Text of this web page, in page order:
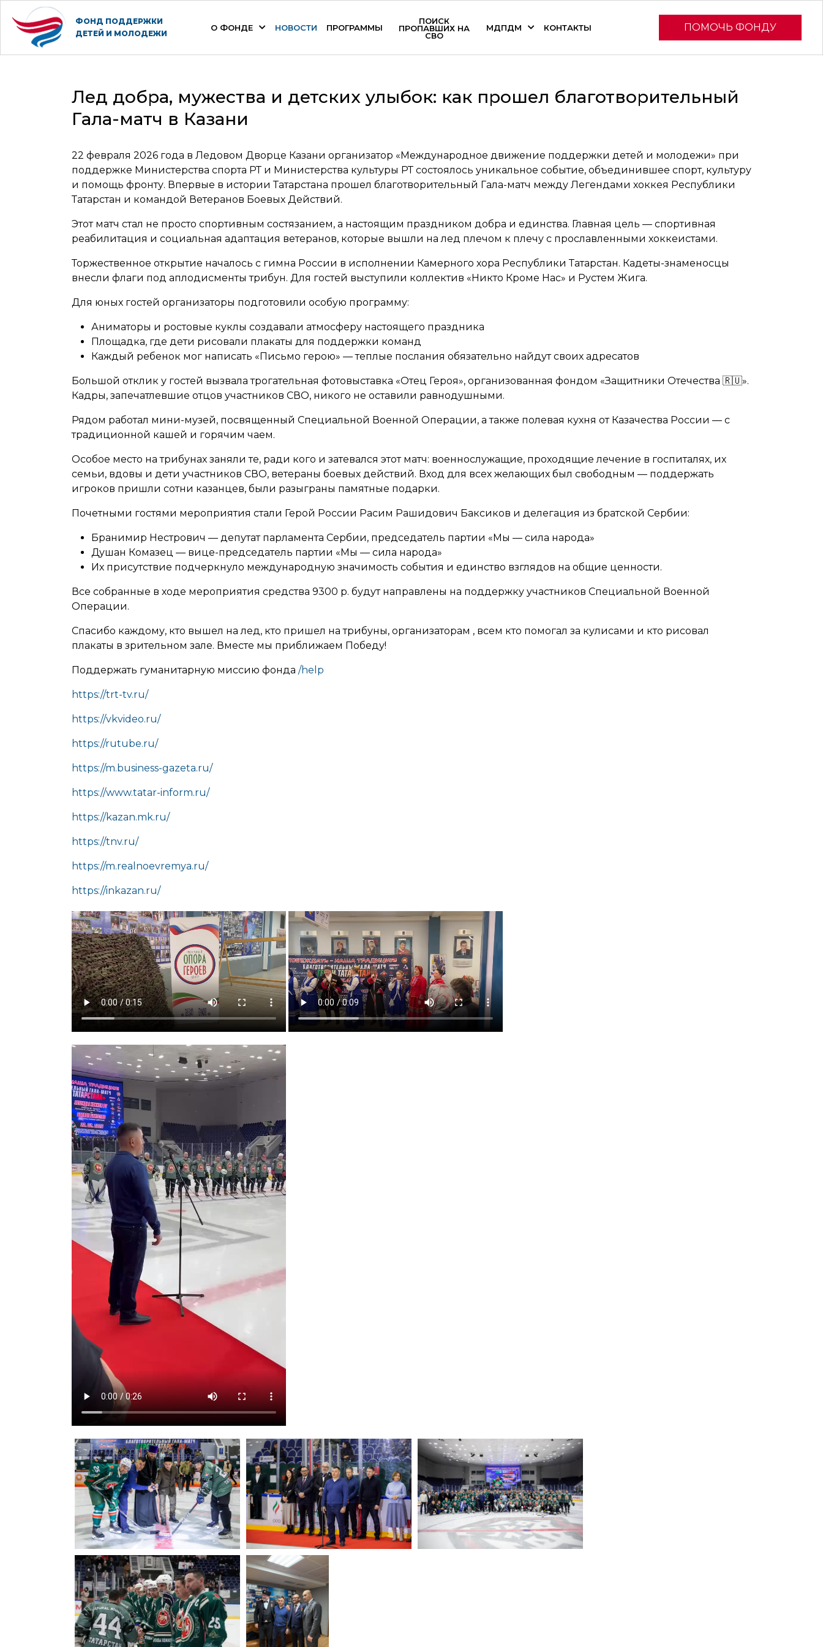
ФОНД ПОДДЕРЖКИ
ДЕТЕЙ И МОЛОДЕЖИ
О ФОНДЕ НОВОСТИ ПРОГРАММЫ
ПОИСК
ПРОПАВШИХ НА
СВО
МДПДМ КОНТАКТЫ ПОМОЧЬ ФОНДУ
Лед добра, мужества и детских улыбок: как прошел благотворительный
Гала-матч в Казани
22 февраля 2026 года в Ледовом Дворце Казани организатор «Международное движение поддержки детей и молодежи» при
поддержке Министерства спорта РТ и Министерства культуры РТ состоялось уникальное событие, объединившее спорт, культуру
и помощь фронту. Впервые в истории Татарстана прошел благотворительный Гала-матч между Легендами хоккея Республики
Татарстан и командой Ветеранов Боевых Действий.
Этот матч стал не просто спортивным состязанием, а настоящим праздником добра и единства. Главная цель — спортивная
реабилитация и социальная адаптация ветеранов, которые вышли на лед плечом к плечу с прославленными хоккеистами.
Торжественное открытие началось с гимна России в исполнении Камерного хора Республики Татарстан. Кадеты-знаменосцы
внесли флаги под аплодисменты трибун. Для гостей выступили коллектив «Никто Кроме Нас» и Рустем Жига.
Для юных гостей организаторы подготовили особую программу:
Аниматоры и ростовые куклы создавали атмосферу настоящего праздника
Площадка, где дети рисовали плакаты для поддержки команд
Каждый ребенок мог написать «Письмо герою» — теплые послания обязательно найдут своих адресатов
Большой отклик у гостей вызвала трогательная фотовыставка «Отец Героя», организованная фондом «Защитники Отечества 🇷🇺».
Кадры, запечатлевшие отцов участников СВО, никого не оставили равнодушными.
Рядом работал мини-музей, посвященный Специальной Военной Операции, а также полевая кухня от Казачества России — с
традиционной кашей и горячим чаем.
Особое место на трибунах заняли те, ради кого и затевался этот матч: военнослужащие, проходящие лечение в госпиталях, их
семьи, вдовы и дети участников СВО, ветераны боевых действий. Вход для всех желающих был свободным — поддержать
игроков пришли сотни казанцев, были разыграны памятные подарки.
Почетными гостями мероприятия стали Герой России Расим Рашидович Баксиков и делегация из братской Сербии:
Бранимир Нестрович — депутат парламента Сербии, председатель партии «Мы — сила народа»
Душан Комазец — вице-председатель партии «Мы — сила народа»
Их присутствие подчеркнуло международную значимость события и единство взглядов на общие ценности.
Все собранные в ходе мероприятия средства 9300 р. будут направлены на поддержку участников Специальной Военной
Операции.
Спасибо каждому, кто вышел на лед, кто пришел на трибуны, организаторам , всем кто помогал за кулисами и кто рисовал
плакаты в зрительном зале. Вместе мы приближаем Победу!
Поддержать гуманитарную миссию фонда /help
https://trt-tv.ru/
https://vkvideo.ru/
https://rutube.ru/
https://m.business-gazeta.ru/
https://www.tatar-inform.ru/
https://kazan.mk.ru/
https://tnv.ru/
https://m.realnoevremya.ru/
https://inkazan.ru/